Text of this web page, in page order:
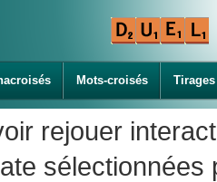
Mots-croisés Tirages
rejouer
sélectionnées